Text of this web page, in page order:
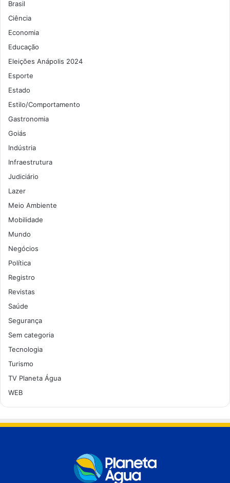
Brasil
Ciência
Economia
Educação
Eleições Anápolis 2024
Esporte
Estado
Estilo/Comportamento
Gastronomia
Goiás
Indústria
Infraestrutura
Judiciário
Lazer
Meio Ambiente
Mobilidade
Mundo
Negócios
Política
Registro
Revistas
Saúde
Segurança
Sem categoria
Tecnologia
Turismo
TV Planeta Água
WEB